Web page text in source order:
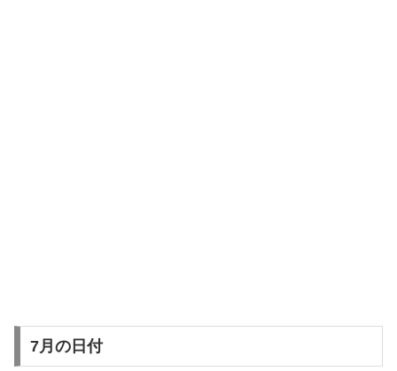
7月の日付